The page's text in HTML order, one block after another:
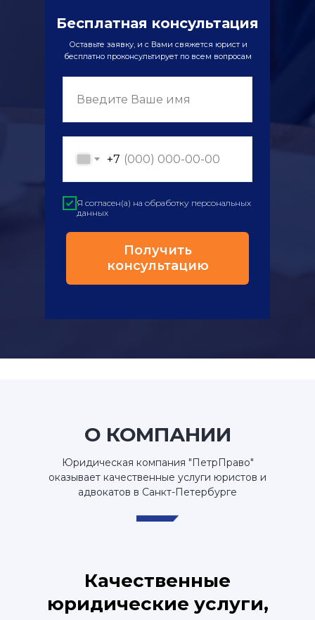
Введите Ваше имя
+7
Я согласен(а) на обработку персональных
данных
Получить
консультацию
Оставьте заявку, и с Вами свяжется юрист и
бесплатно проконсультирует по всем вопросам
Бесплатная консультация
О КОМПАНИИ
Юридическая компания "ПетрПраво"
оказывает качественные услуги юристов и
адвокатов в Санкт-Петербурге
Качественные
юридические услуги,